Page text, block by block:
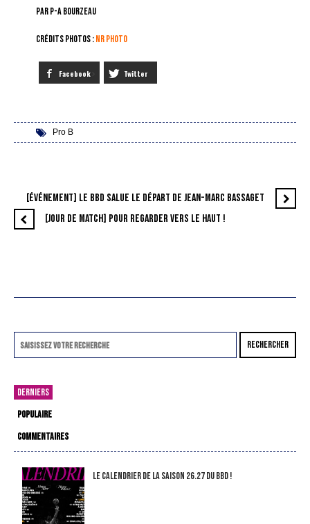
Par P-A Bourzeau
Crédits photos :NR Photo
Facebook Twitter
Pro B
[ÉVÉNEMENT] LE BBD SALUE LE DÉPART DE JEAN-MARC BASSAGET
[JOUR DE MATCH] POUR REGARDER VERS LE HAUT !
RECHERCHER
DERNIERS
POPULAIRE
COMMENTAIRES
LE CALENDRIER DE LA SAISON 26.27 DU BBD !